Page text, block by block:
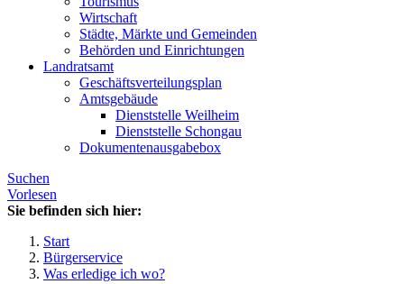
Wirtschaft
Städte, Märkte und Gemeinden
Behörden und Einrichtungen
Landratsamt
Geschäftsverteilungsplan
Amtsgebäude
Dienststelle Weilheim
Dienststelle Schongau
Dokumentenausgabebox
Suchen
Vorlesen
Sie befinden sich hier:
Start
Bürgerservice
Was erledige ich wo?